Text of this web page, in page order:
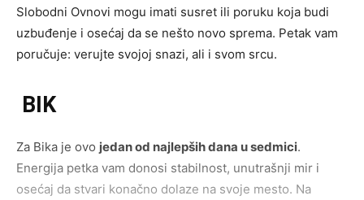
Slobodni Ovnovi mogu imati susret ili poruku koja budi
uzbuđenje i osećaj da se nešto novo sprema. Petak vam
poručuje: verujte svojoj snazi, ali i svom srcu.
BIK
Za Bika je ovo jedan od najlepših dana u sedmici.
Energija petka vam donosi stabilnost, unutrašnji mir i
osećaj da stvari konačno dolaze na svoje mesto. Na